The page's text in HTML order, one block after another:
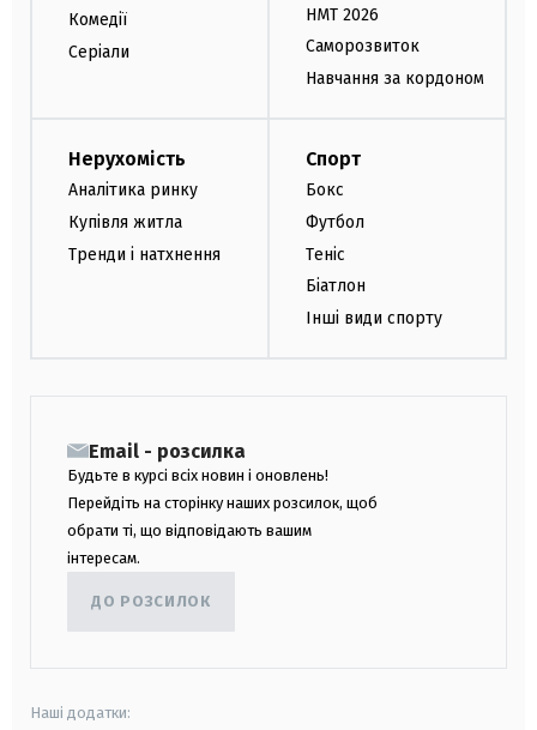
Комедії
Серіали
НМТ 2026
Саморозвиток
Навчання за кордоном
Нерухомість
Аналітика ринку
Купівля житла
Тренди і натхнення
Спорт
Бокс
Футбол
Теніс
Біатлон
Інші види спорту
Email - розсилка
Будьте в курсі всіх новин і оновлень!
Перейдіть на сторінку наших розсилок, щоб
обрати ті, що відповідають вашим
інтересам.
ДО РОЗСИЛОК
Наші додатки: